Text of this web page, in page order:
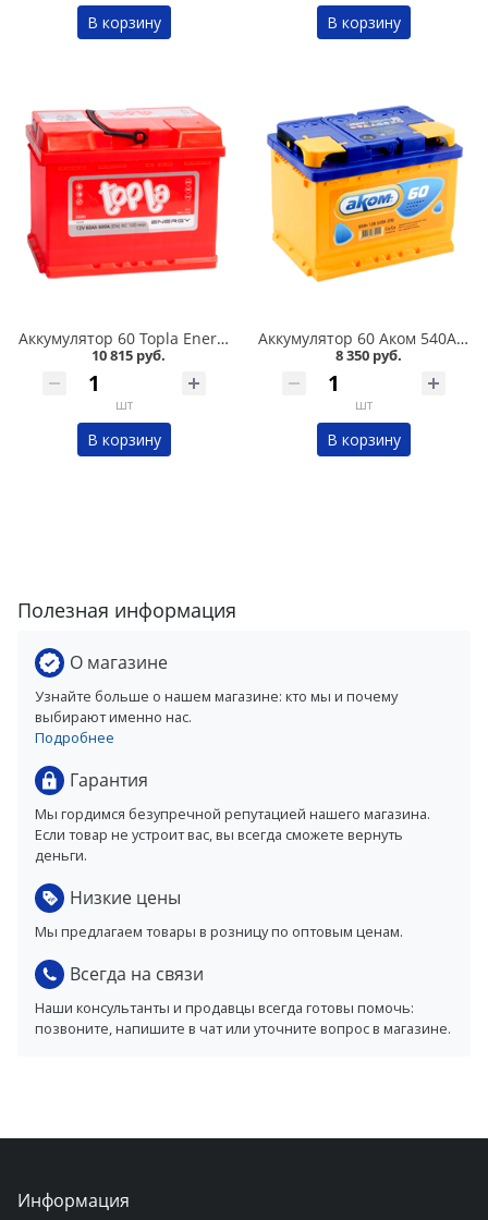
В корзину В корзину
Аккумулятор 60 Topla Energy 600А в Кургане
10 815 руб.
шт
В корзину
Аккумулятор 60 Аком 540А в Кургане
8 350 руб.
шт
В корзину
Полезная информация
О магазине
Узнайте больше о нашем магазине: кто мы и почему
выбирают именно нас.
Подробнее
Гарантия
Мы гордимся безупречной репутацией нашего магазина.
Если товар не устроит вас, вы всегда сможете вернуть
деньги.
Низкие цены
Мы предлагаем товары в розницу по оптовым ценам.
Всегда на связи
Наши консультанты и продавцы всегда готовы помочь:
позвоните, напишите в чат или уточните вопрос в магазине.
Информация